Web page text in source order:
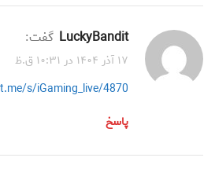
LuckyBandit گفت:
۱۷ آذر ۱۴۰۴ در ۱۰:۳۱ ق.ظ
s/iGaming_live/4870
پاسخ